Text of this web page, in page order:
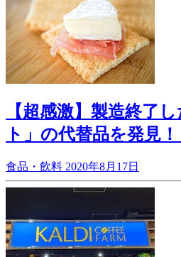
【超感激】製造終了
ト」の代替品を発見！
食品・飲料 2020年8月17日